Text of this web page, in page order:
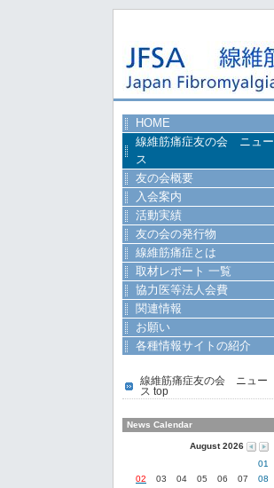
HOME
線維筋痛症友の会 ニュー
ス
友の会概要
入会案内
活動実績
友の会の発行物
線維筋痛症とは
取材レポート 一覧
協力医等法人会費
関連情報
お願い
各種情報サイトの紹介
線維筋痛症友の会 ニュー
ス top
News Calendar
August 2026
01
02
03 04 05 06 07
08